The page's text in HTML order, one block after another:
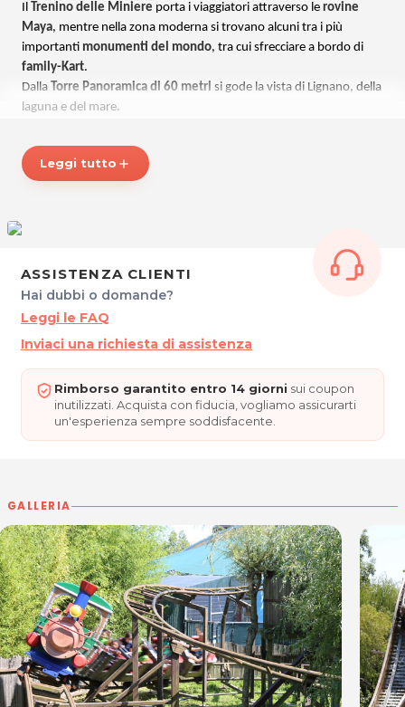
Il Trenino delle Miniere porta i viaggiatori attraverso le rovine
Maya, mentre nella zona moderna si trovano alcuni tra i più
importanti monumenti del mondo, tra cui sfrecciare a bordo di
family-Kart.
Dalla Torre Panoramica di 60 metri si gode la vista di Lignano, della
laguna e del mare.
di ogni età.
Il Parco dispone inoltre di un'
Per maggiori info visita il sito:Gulliverlandia.it
ORARI
Dal Lunedì alla Domenica: 10.00 - 18.00
PARCO GIOCHI TEMATICO
Via San Giuliano 25
Per ulteriori informazioni sull'offerta o sulle modalità di acquisto
scrivi aposta@espevia.it.
Leggi tutto add
ASSISTENZA CLIENTI
Hai dubbi o domande?
Leggi le FAQ
Inviaci una richiesta di assistenza
Rimborso garantito entro 14 giorni sui coupon
inutilizzati. Acquista con fiducia, vogliamo assicurarti
un'esperienza sempre soddisfacente.
GALLERIA